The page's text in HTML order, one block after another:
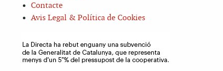
Contacte
Avis Legal & Política de Cookies